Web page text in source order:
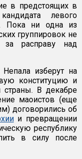
в предстоящих в
левого
Пока ни одна из
группировок не
за расправу над
изберут на
конституцию и
страны. В декабре
маоистов (еще
договорились об
и превращении
республику
в силу после